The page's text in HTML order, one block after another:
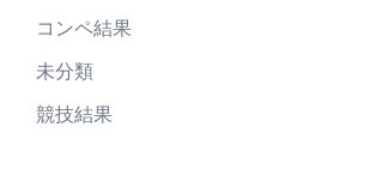
コンペ結果
未分類
競技結果